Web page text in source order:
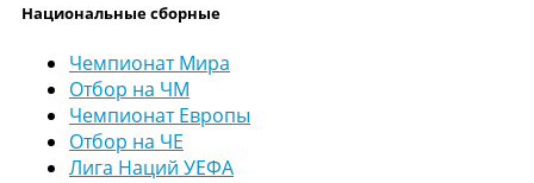
Национальные сборные
Чемпионат Мира
Отбор на ЧМ
Чемпионат Европы
Отбор на ЧЕ
Лига Наций УЕФА